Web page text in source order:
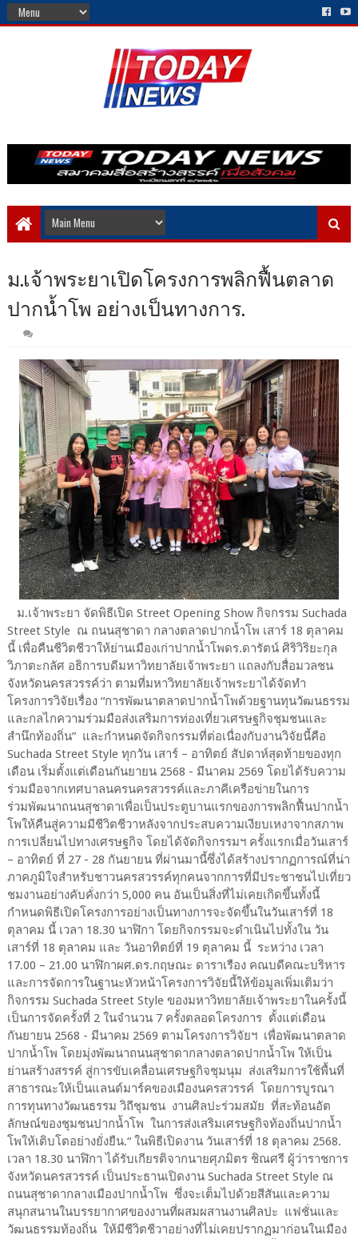
ม.เจ้าพระยาเปิดโครงการพลิกฟื้นตลาด
ปากน้ำโพ อย่างเป็นทางการ.​
ม.เจ้าพระยา จัดพิธีเปิด Street Opening Show กิจกรรม Suchada
Street Style ณ ถนนสุชาดา กลางตลาดปากน้ำโพ เสาร์ 18 ตุลาคม
นี้ เพื่อคืนชีวิตชีวาให้ย่านเมืองเก่าปากน้ำโพดร.ดารัตน์ ศิริวิริยะกุล
วิภาตะกลัศ อธิการบดีมหาวิทยาลัยเจ้าพระยา แถลงกับสื่อมวลชน
จังหวัดนครสวรรค์ว่า ตามที่มหาวิทยาลัยเจ้าพระยาได้จัดทำ
โครงการวิจัยเรื่อง “การพัฒนาตลาดปากน้ำโพด้วยฐานทุนวัฒนธรรม
และกลไกความร่วมมือส่งเสริมการท่องเที่ยวเศรษฐกิจชุมชนและ
สำนึกท้องถิ่น” และกำหนดจัดกิจกรรมที่ต่อเนื่องกับงานวิจัยนี้คือ
Suchada Street Style ทุกวัน เสาร์ – อาทิตย์ สัปดาห์สุดท้ายของทุก
เดือน เริ่มตั้งแต่เดือนกันยายน 2568 - มีนาคม 2569 โดยได้รับความ
ร่วมมือจากเทศบาลนครนครสวรรค์และภาคีเครือข่ายในการ
ร่วมพัฒนาถนนสุชาดาเพื่อเป็นประตูบานแรกของการพลิกฟื้นปากน้ำ
โพให้คืนสู่ความมีชีวิตชีวาหลังจากประสบความเงียบเหงาจากสภาพ
การเปลี่ยนไปทางเศรษฐกิจ โดยได้จัดกิจกรรมฯ ครั้งแรกเมื่อวันเสาร์
– อาทิตย์ ที่ 27 - 28 กันยายน ที่ผ่านมานี้ซึ่งได้สร้างปรากฏการณ์ที่น่า
ภาคภูมิใจสำหรับชาวนครสวรรค์ทุกคนจากการที่มีประชาชนไปเที่ยว
ชมงานอย่างคับคั่งกว่า 5,000 คน อันเป็นสิ่งที่ไม่เคยเกิดขึ้นทั้งนี้
กำหนดพิธีเปิดโครงการอย่างเป็นทางการจะจัดขึ้นในวันเสาร์ที่ 18
ตุลาคม นี้ เวลา 18.30 นาฬิกา โดยกิจกรรมจะดำเนินไปทั้งใน วัน
เสาร์ที่ 18 ตุลาคม และ วันอาทิตย์ที่ 19 ตุลาคม นี้ ระหว่าง เวลา
17.00 – 21.00 นาฬิกาผศ.ดร.กฤษณะ ดาราเรือง คณบดีคณะบริหาร
และการจัดการในฐานะหัวหน้าโครงการวิจัยนี้ให้ข้อมูลเพิ่มเติมว่า
กิจกรรม Suchada Street Style ของมหาวิทยาลัยเจ้าพระยาในครั้งนี้
เป็นการจัดครั้งที่ 2 ในจำนวน 7 ครั้งตลอดโครงการ ตั้งแต่เดือน
กันยายน 2568 - มีนาคม 2569 ตามโครงการวิจัยฯ เพื่อพัฒนาตลาด
ปากน้ำโพ โดยมุ่งพัฒนาถนนสุชาดากลางตลาดปากน้ำโพ ให้เป็น
ย่านสร้างสรรค์ สู่การขับเคลื่อนเศรษฐกิจชุมนุม ส่งเสริมการใช้พื้นที่
สาธารณะให้เป็นแลนด์มาร์คของเมืองนครสวรรค์ โดยการบูรณา
การทุนทางวัฒนธรรม วิถีชุมชน งานศิลปะร่วมสมัย ที่สะท้อนอัต
ลักษณ์ของชุมชนปากน้ำโพ ในการส่งเสริมเศรษฐกิจท้องถิ่นปากน้ำ
โพให้เติบโตอย่างยั่งยืน.“ ในพิธีเปิดงาน วันเสาร์ที่ 18 ตุลาคม 2568.
เวลา 18.30 นาฬิกา ได้รับเกียรติจากนายศุภมิตร ชิณศรี ผู้ว่าราชการ
จังหวัดนครสวรรค์ เป็นประธานเปิดงาน Suchada Street Style ณ
ถนนสุชาดากลางเมืองปากน้ำโพ ซึ่งจะเต็มไปด้วยสีสันและความ
สนุกสนานในบรรยากาศของงานที่ผสมผสานงานศิลปะ แฟชั่นและ
วัฒนธรรมท้องถิ่น ให้มีชีวิตชีวาอย่างที่ไม่เคยปรากฏมาก่อนในเมือง